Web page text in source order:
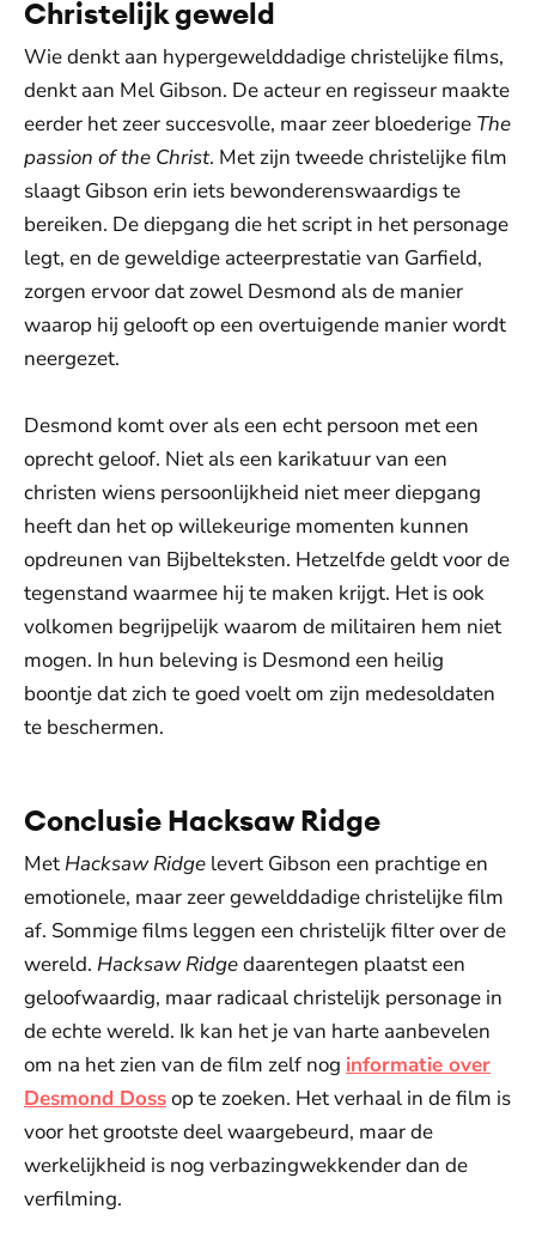
Christelijk geweld
Wie denkt aan hypergewelddadige christelijke films,
denkt aan Mel Gibson. De acteur en regisseur maakte
eerder het zeer succesvolle, maar zeer bloederige The
passion of the Christ. Met zijn tweede christelijke film
slaagt Gibson erin iets bewonderenswaardigs te
bereiken. De diepgang die het script in het personage
legt, en de geweldige acteerprestatie van Garfield,
zorgen ervoor dat zowel Desmond als de manier
waarop hij gelooft op een overtuigende manier wordt
neergezet.
Desmond komt over als een echt persoon met een
oprecht geloof. Niet als een karikatuur van een
christen wiens persoonlijkheid niet meer diepgang
heeft dan het op willekeurige momenten kunnen
opdreunen van Bijbelteksten. Hetzelfde geldt voor de
tegenstand waarmee hij te maken krijgt. Het is ook
volkomen begrijpelijk waarom de militairen hem niet
mogen. In hun beleving is Desmond een heilig
boontje dat zich te goed voelt om zijn medesoldaten
te beschermen.
Conclusie Hacksaw Ridge
Met Hacksaw Ridge levert Gibson een prachtige en
emotionele, maar zeer gewelddadige christelijke film
af. Sommige films leggen een christelijk filter over de
wereld. Hacksaw Ridgedaarentegen plaatst een
geloofwaardig, maar radicaal christelijk personage in
de echte wereld. Ik kan het je van harte aanbevelen
om na het zien van de film zelf nog informatie over
Desmond Dossop te zoeken. Het verhaal in de film is
voor het grootste deel waargebeurd, maar de
werkelijkheid is nog verbazingwekkender dan de
verfilming.